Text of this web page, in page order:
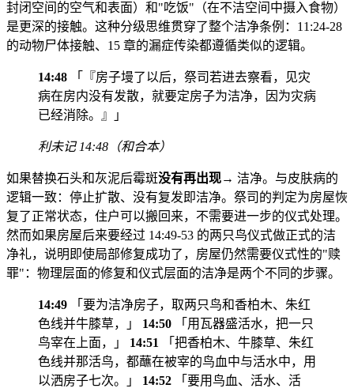
封闭空间的空气和表面）和"吃饭"（在不洁空间中摄入食物）
是更深的接触。这种分级思维贯穿了整个洁净条例：11:24-28
的动物尸体接触、15 章的漏症传染都遵循类似的逻辑。
14:48 「『房子墁了以后，祭司若进去察看，见灾
病在房内没有发散，就要定房子为洁净，因为灾病
已经消除。』」
利未记 14:48（和合本）
如果替换石头和灰泥后霉斑没有再出现→ 洁净。与皮肤病的
逻辑一致：停止扩散、没有复发即洁净。祭司的判定为房屋恢
复了正常状态，住户可以搬回来，不需要进一步的仪式处理。
然而如果房屋后来要经过 14:49-53 的两只鸟仪式做正式的洁
净礼，说明即使局部修复成功了，房屋仍然需要仪式性的"赎
罪"：物理层面的修复和仪式层面的洁净是两个不同的步骤。
14:49 「要为洁净房子，取两只鸟和香柏木、朱红
色线并牛膝草，」 14:50 「用瓦器盛活水，把一只
鸟宰在上面，」 14:51
「把香柏木、牛膝草、朱红
色线并那活鸟，都蘸在被宰的鸟血中与活水中，用
以洒房子七次。」 14:52 「要用鸟血、活水、活